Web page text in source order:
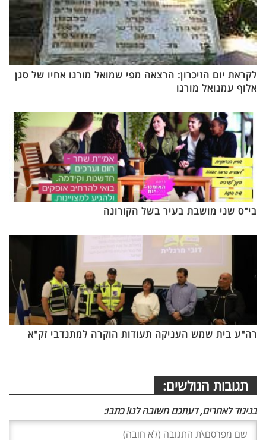
לקראת יום הזיכרון: הרצאה מפי שמואל מורנו אחיו של סגן
אלוף עמנואל מורנו
בי"ס שני מושבת בעיר בשל הקורונה
רה"ע בית שמש העניקה תעודות הוקרה למתנדבי זק"א
תגובות הגולשים:
בניגוד לאחרים, דעתכם חשובה לנו! כתבו: